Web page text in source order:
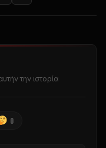
την ιστορία
0